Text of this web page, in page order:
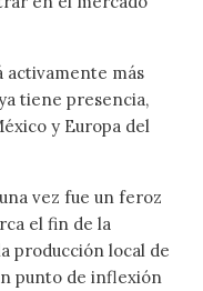
activamente más
tiene presencia,
y Europa del
vez fue un feroz
el fin de la
producción local de
punto de inflexión